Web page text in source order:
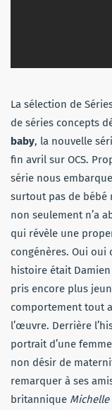
La sélection de
de séries concepts
baby, la nouvelle
fin avril sur OCS.
série nous
surtout pas de bébé
non seulement n’a
qui révèle une
congénères. Oui oui
histoire était
pris encore plus
comportement tout
l’œuvre. Derrière
portrait d’une
non désir de
remarquer à ses
britannique Michelle